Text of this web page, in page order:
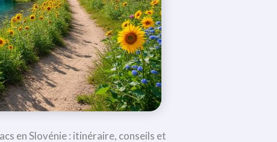
en Slovénie : itinéraire, conseils et